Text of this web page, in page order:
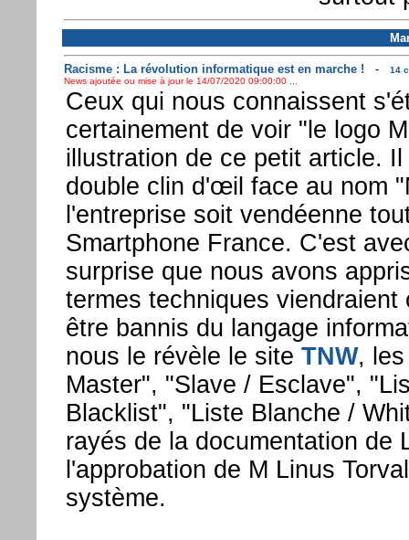
Racisme : La révolution informatique est en marche ! -
14
News ajoutée ou mise à jour le 14/07/2020 09:00:00 ...
Ceux qui nous connaissent
certainement de voir "le logo
illustration de ce petit article.
double clin d'œil face au nom
l'entreprise soit vendéenne
Smartphone France. C'est
surprise que nous avons
termes techniques viendraient
être bannis du langage
nous le révèle le site TNW,
Master", "Slave / Esclave",
Blacklist", "Liste Blanche /
rayés de la documentation de
l'approbation de M Linus
système.